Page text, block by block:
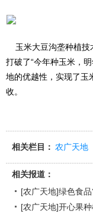
玉米大豆沟垄种植技
打破了“今年种玉米，
地的优越性，实现了玉
收。
相关栏目： 农广天地
相关报道：
[农广天地]绿色食
[农广天地]开心果